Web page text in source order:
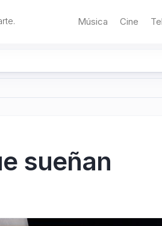
Música Cine
sueñan